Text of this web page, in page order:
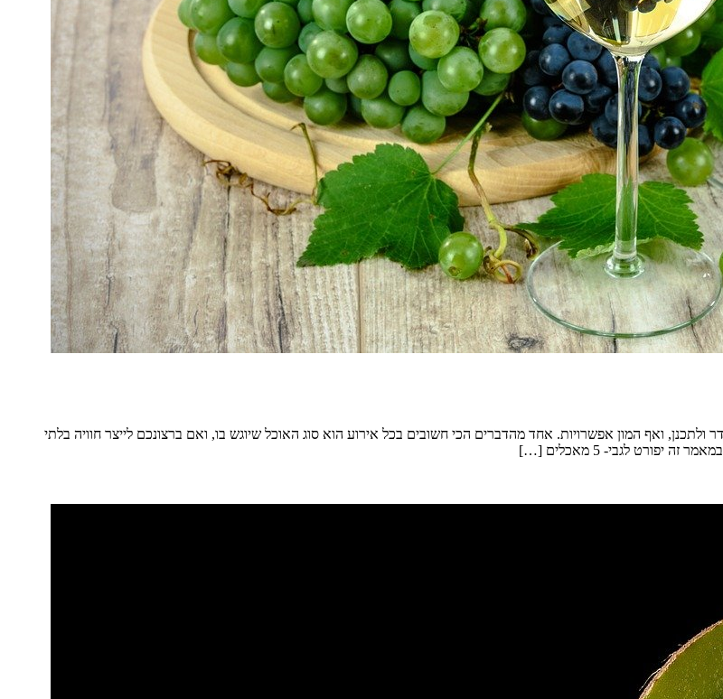
ואף המון אפשרויות. אחד מהדברים הכי חשובים בכל אירוע הוא סוג האוכל שיוגש בו, ואם ברצונכם לייצר חוויה בלתי
לגבי- 5 מאכלים […]